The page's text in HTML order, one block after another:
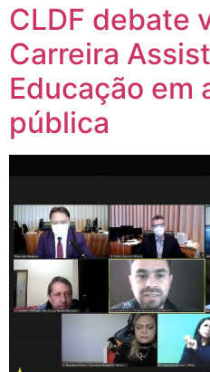
CLDF debate
Carreira
Educação em
pública